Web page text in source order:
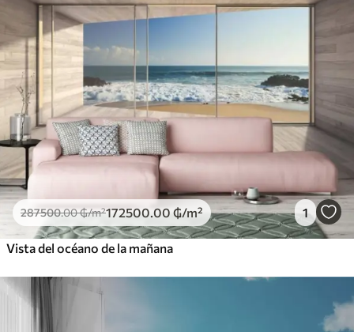
287500.00₲/m²172500.00 ₲/m² 1
Vista del océano de la mañana